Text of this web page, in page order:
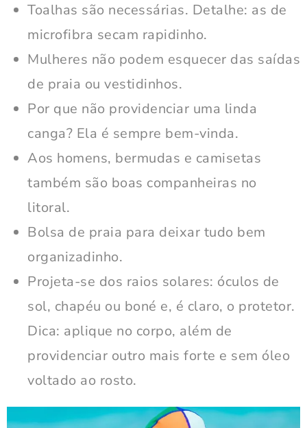
Toalhas são necessárias. Detalhe: as de
microfibra secam rapidinho.
Mulheres não podem esquecer das saídas
de praia ou vestidinhos.
Por que não providenciar uma linda
canga? Ela é sempre bem-vinda.
Aos homens, bermudas e camisetas
também são boas companheiras no
litoral.
Bolsa de praia para deixar tudo bem
organizadinho.
Projeta-se dos raios solares: óculos de
sol, chapéu ou boné e, é claro, o protetor.
Dica: aplique no corpo, além de
providenciar outro mais forte e sem óleo
voltado ao rosto.